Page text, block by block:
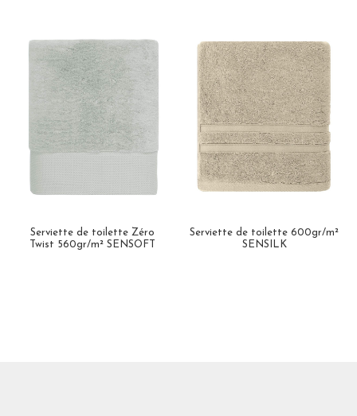
Serviette de toilette Zéro
Twist 560gr/m² SENSOFT
Serviette de toilette 600gr/m²
SENSILK